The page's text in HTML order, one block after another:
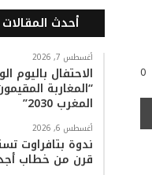
0
س
ب
و
ك
ي
ت
ر
أحدث المقالات
أغسطس 7, 2026
الاحتفال باليوم
“المغاربة
المغرب 2030”
أغسطس 6, 2026
ندوة بتافراوت
قرن من خطاب